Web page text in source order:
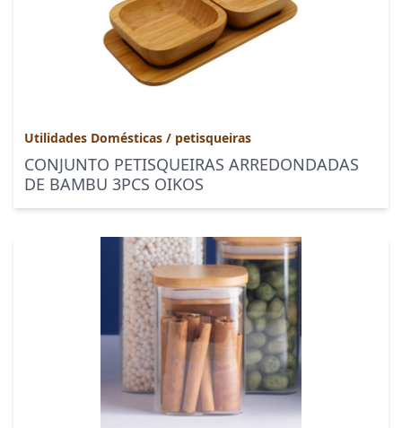
Utilidades Domésticas / petisqueiras
CONJUNTO PETISQUEIRAS ARREDONDADAS
DE BAMBU 3PCS OIKOS